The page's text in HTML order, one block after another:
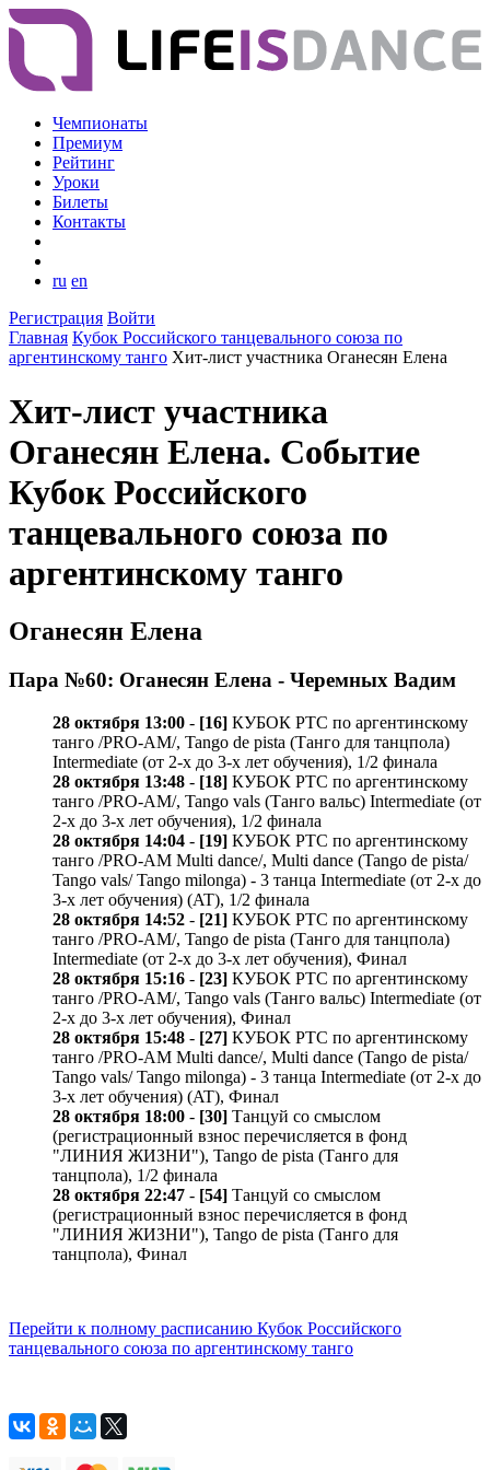
Чемпионаты
Премиум
Рейтинг
Уроки
Билеты
Контакты
ru en
Регистрация Войти
Главная Кубок Российского танцевального союза по
аргентинскому танго Хит-лист участника Оганесян Елена
Хит-лист участника
Оганесян Елена. Событие
Кубок Российского
танцевального союза по
аргентинскому танго
Оганесян Елена
Пара №60: Оганесян Елена - Черемных Вадим
28 октября 13:00 - [16] КУБОК РТС по аргентинскому
танго /PRO-AM/, Tango de pista (Танго для танцпола)
Intermediate (от 2-х до 3-х лет обучения), 1/2 финала
28 октября 13:48 - [18] КУБОК РТС по аргентинскому
танго /PRO-AM/, Tango vals (Танго вальс) Intermediate (от
2-х до 3-х лет обучения), 1/2 финала
28 октября 14:04 - [19] КУБОК РТС по аргентинскому
танго /PRO-AM Multi dance/, Multi dance (Tango de pista/
Tango vals/ Tango milonga) - 3 танца Intermediate (от 2-х до
3-х лет обучения) (AT), 1/2 финала
28 октября 14:52 - [21] КУБОК РТС по аргентинскому
танго /PRO-AM/, Tango de pista (Танго для танцпола)
Intermediate (от 2-х до 3-х лет обучения), Финал
28 октября 15:16 - [23] КУБОК РТС по аргентинскому
танго /PRO-AM/, Tango vals (Танго вальс) Intermediate (от
2-х до 3-х лет обучения), Финал
28 октября 15:48 - [27] КУБОК РТС по аргентинскому
танго /PRO-AM Multi dance/, Multi dance (Tango de pista/
Tango vals/ Tango milonga) - 3 танца Intermediate (от 2-х до
3-х лет обучения) (AT), Финал
28 октября 18:00 - [30] Танцуй со смыслом
(регистрационный взнос перечисляется в фонд
"ЛИНИЯ ЖИЗНИ"), Tango de pista (Танго для
танцпола), 1/2 финала
28 октября 22:47 - [54] Танцуй со смыслом
(регистрационный взнос перечисляется в фонд
"ЛИНИЯ ЖИЗНИ"), Tango de pista (Танго для
танцпола), Финал
Перейти к полному расписанию Кубок Российского
танцевального союза по аргентинскому танго